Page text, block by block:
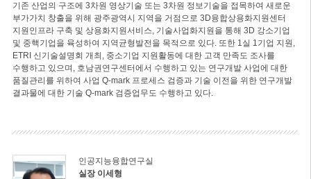
기존 산업의 구조에 3차원 영상기술 또는 3차원 정보기술을 접목하여 새로운
부가가치 창출을 위해 광주광역시 지역을 거점으로 3D융합상용화지원센터
지원인프라 구축 및 상용화지원서비스, 기술사업화지원을 통해 3D 강소기업
및 중핵기업을 육성하여 지역균형발전을 목적으로 있다. 또한 1실 1기업 지원,
ETRI 신기술설명회 개최, 중소기업 지원활동에 대한 고객 만족도 조사를
수행하고 있으며, 호남권연구센터에서 수행하고 있는 연구개발 사업에 대한
품질관리를 위하여 사업 Q-mark 프로세스 검증과 기술 이전을 위한 연구개발
결과물에 대한 기술 Q-mark 검증업무도 수행하고 있다.
인공지능융합연구실
실장 이세형